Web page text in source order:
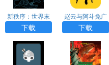
新秩序：世界末
日汉化版游戏AP
P下载
下载
赵云与阿斗免广
告版下载
下载